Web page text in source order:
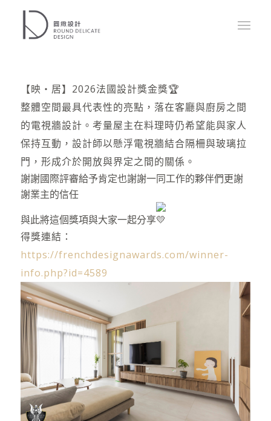
【映‧居】2026法國設計獎金獎🏆
整體空間最具代表性的亮點，落在客廳與廚房之間
的電視牆設計。考量屋主在料理時仍希望能與家人
保持互動，設計師以懸浮電視牆結合隔柵與玻璃拉
門，形成介於開放與界定之間的關係。
謝謝國際評審給予肯定也謝謝一同工作的夥伴們更謝
謝業主的信任
與此將這個獎項與大家一起分享
得獎連結：
https://frenchdesignawards.com/winner-
info.php?id=4589